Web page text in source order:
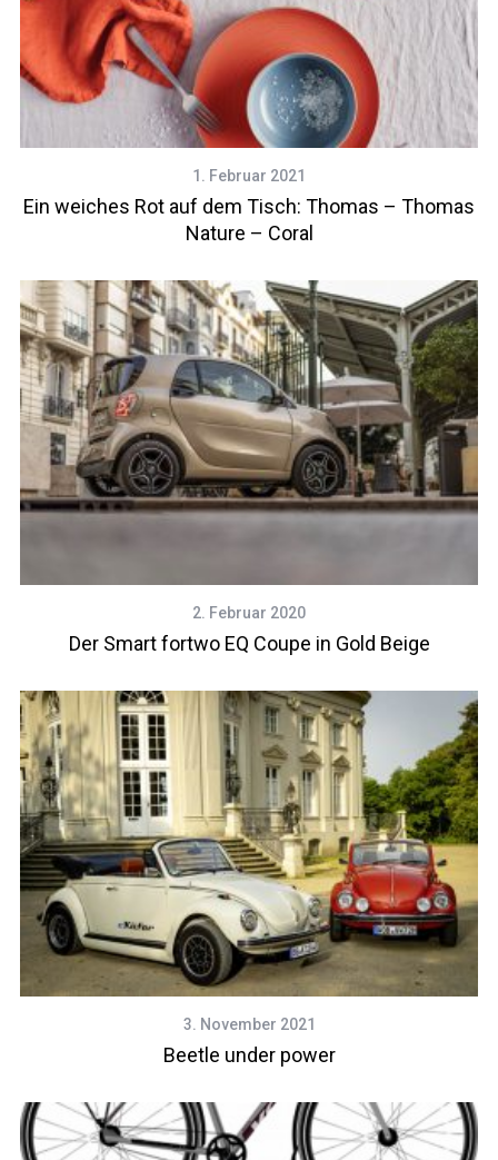
1. Februar 2021
Ein weiches Rot auf dem Tisch: Thomas – Thomas
Nature – Coral
2. Februar 2020
Der Smart fortwo EQ Coupe in Gold Beige
3. November 2021
Beetle under power